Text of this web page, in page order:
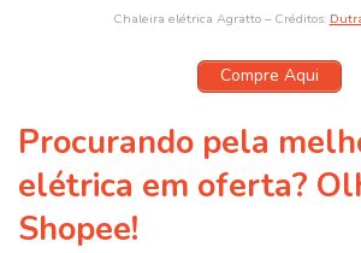
Chaleira elétrica Agratto – Créditos:
Compre Aqui
Procurando pela
elétrica em oferta?
Shopee!